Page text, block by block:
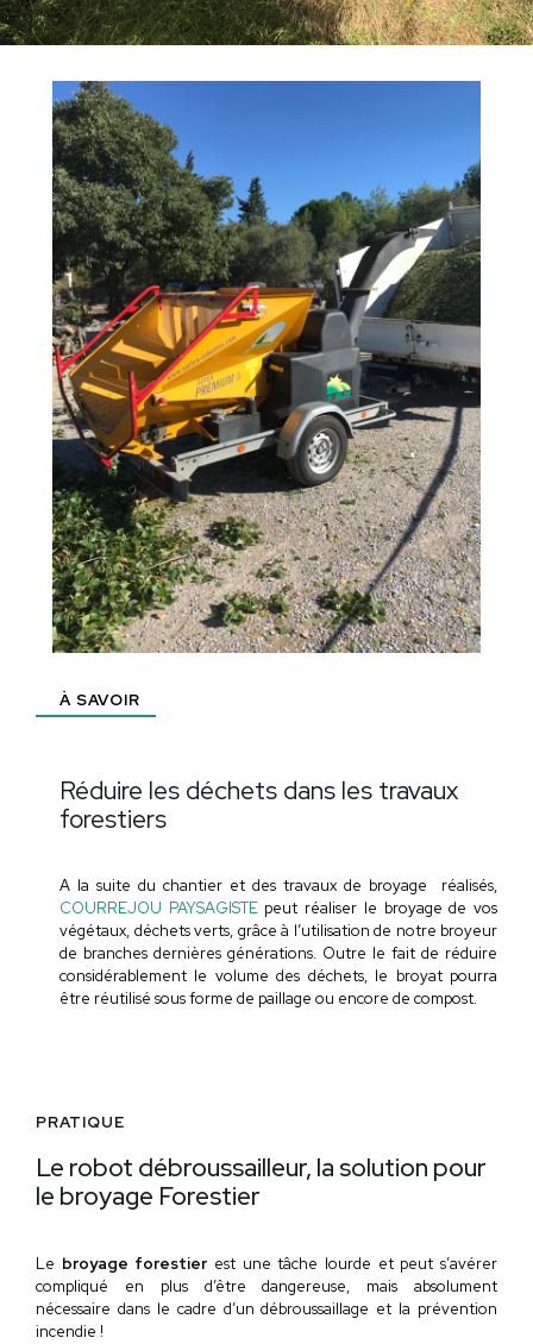
À SAVOIR
Réduire les déchets dans les travaux
forestiers
A la suite du chantier et des travaux de broyage réalisés,
COURREJOU PAYSAGISTEpeut réaliser le broyage de vos
végétaux, déchets verts, grâce à l’utilisation de notre broyeur
de branches dernières générations. Outre le fait de réduire
considérablement le volume des déchets, le broyat pourra
être réutilisé sous forme de paillage ou encore de compost.
PRATIQUE
Le robot débroussailleur, la solution pour
le broyage Forestier
Le broyage forestier est une tâche lourde et peut s’avérer
compliqué en plus d’être dangereuse, mais absolument
nécessaire dans le cadre d’un débroussaillage et la prévention
incendie !